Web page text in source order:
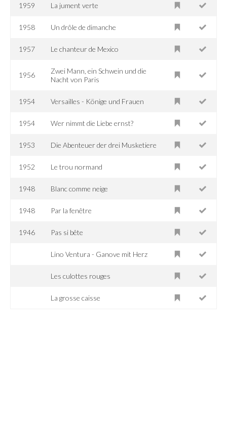
1959 La jument verte
1958 Un drôle de dimanche
1957 Le chanteur de Mexico
1956
Zwei Mann, ein Schwein und die
Nacht von Paris
1954 Versailles - Könige und Frauen
1954 Wer nimmt die Liebe ernst?
1953 Die Abenteuer der drei Musketiere
1952 Le trou normand
1948 Blanc comme neige
1948 Par la fenêtre
1946 Pas si bête
Lino Ventura - Ganove mit Herz
Les culottes rouges
La grosse caisse